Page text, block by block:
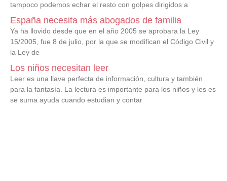
tampoco podemos echar el resto con golpes dirigidos a
España necesita más abogados de familia
Ya ha llovido desde que en el año 2005 se aprobara la Ley
15/2005, fue 8 de julio, por la que se modifican el Código Civil y
la Ley de
Los niños necesitan leer
Leer es una llave perfecta de información, cultura y también
para la fantasía. La lectura es importante para los niños y les es
se suma ayuda cuando estudian y contar